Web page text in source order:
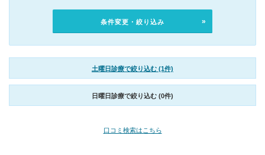
条件変更・絞り込み
土曜日診療で絞り込む (1件)
日曜日診療で絞り込む (0件)
口コミ検索はこちら